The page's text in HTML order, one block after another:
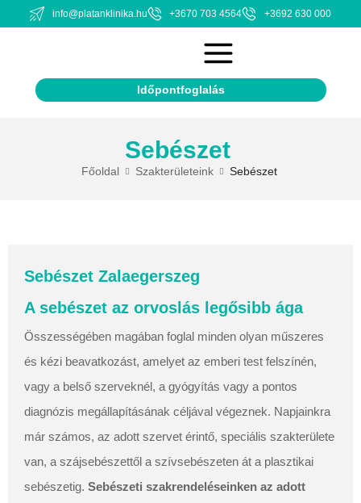
info@platanklinika.hu +3670 703 4564 +3692 630 000
Időpontfoglalás
Sebészet
Főoldal Szakterületeink Sebészet
Sebészet Zalaegerszeg
A sebészet az orvoslás legősibb ága
Összességében magában foglal minden olyan műszeres
és kézi beavatkozást, amelyet az emberi test felszínén,
vagy a belső szerveknél, a gyógyítás vagy a pontos
diagnózis megállapításának céljával végeznek. Napjainkra
már számos, az adott szervet érintő, speciális szakterülete
van, a szájsebészettől a szívsebészeten át a plasztikai
sebészetig. Sebészeti szakrendeléseinken az adott